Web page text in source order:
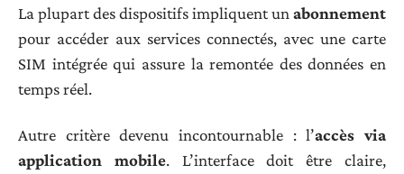
La plupart des dispositifs impliquent unabonnement
pour accéder aux services connectés, avec une carte
SIM intégrée qui assure la remontée des données en
temps réel.
Autre critère devenu incontournable : l’accès via
application mobile. L’interface doit être claire,